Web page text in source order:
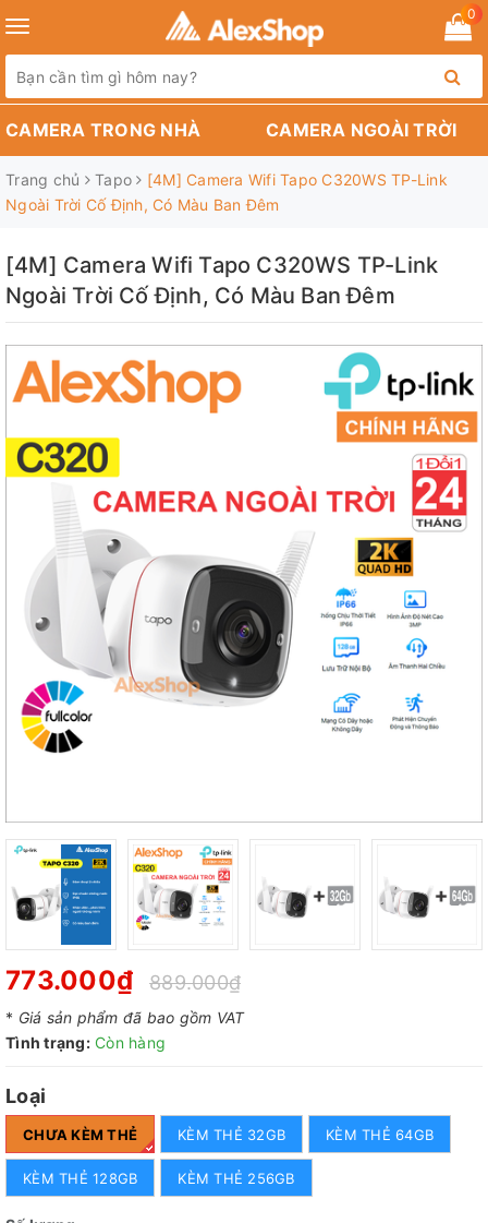
Toggle
navigation
0
CAMERA TRONG NHÀ CAMERA NGOÀI TRỜI
Trang chủ Tapo
[4M] Camera Wifi Tapo C320WS TP-Link
Ngoài Trời Cố Định, Có Màu Ban Đêm
[4M] Camera Wifi Tapo C320WS TP-Link
Ngoài Trời Cố Định, Có Màu Ban Đêm
773.000₫ 889.000₫
* Giá sản phẩm đã bao gồm VAT
Tình trạng: Còn hàng
Loại
CHƯA KÈM THẺ KÈM THẺ 32GB KÈM THẺ 64GB
KÈM THẺ 128GB KÈM THẺ 256GB